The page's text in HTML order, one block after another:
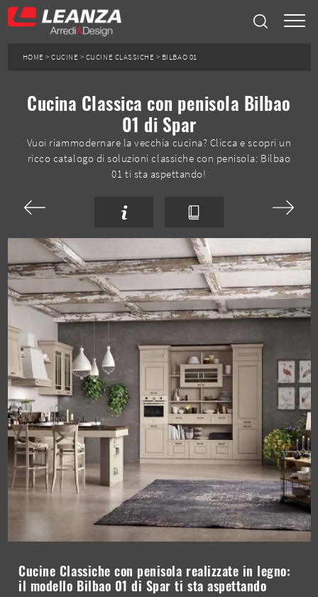
HOME >CUCINE > CUCINE CLASSICHE > BILBAO 01
Cucina Classica con penisola Bilbao
01 di Spar
Vuoi riammodernare la vecchia cucina? Clicca e scopri un
ricco catalogo di soluzioni classiche con penisola: Bilbao
01 ti sta aspettando!
Cucine Classiche con penisola realizzate in legno:
il modello Bilbao 01 di Spar ti sta aspettando